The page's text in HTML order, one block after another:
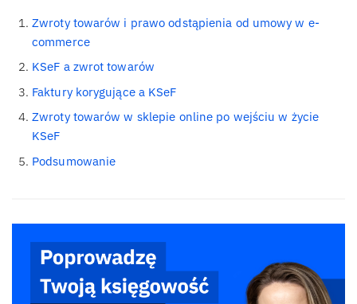
Zwroty towarów i prawo odstąpienia od umowy w e-
commerce
KSeF a zwrot towarów
Faktury korygujące a KSeF
Zwroty towarów w sklepie online po wejściu w życie
KSeF
Podsumowanie